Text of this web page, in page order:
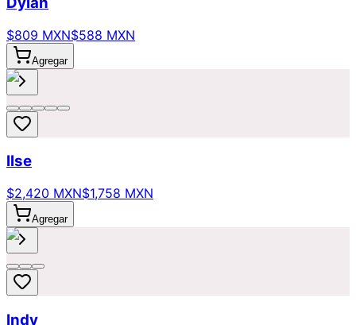
$809 MXN$588 MXN
Agregar
Ilse
$2,420 MXN$1,758 MXN
Agregar
Indy